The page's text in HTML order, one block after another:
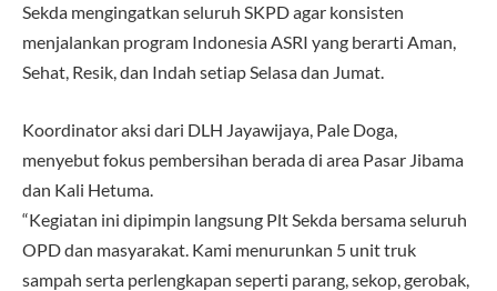
Sekda mengingatkan seluruh SKPD agar konsisten
menjalankan program Indonesia ASRI yang berarti Aman,
Sehat, Resik, dan Indah setiap Selasa dan Jumat.
Koordinator aksi dari DLH Jayawijaya, Pale Doga,
menyebut fokus pembersihan berada di area Pasar Jibama
dan Kali Hetuma.
“Kegiatan ini dipimpin langsung Plt Sekda bersama seluruh
OPD dan masyarakat. Kami menurunkan 5 unit truk
sampah serta perlengkapan seperti parang, sekop, gerobak,